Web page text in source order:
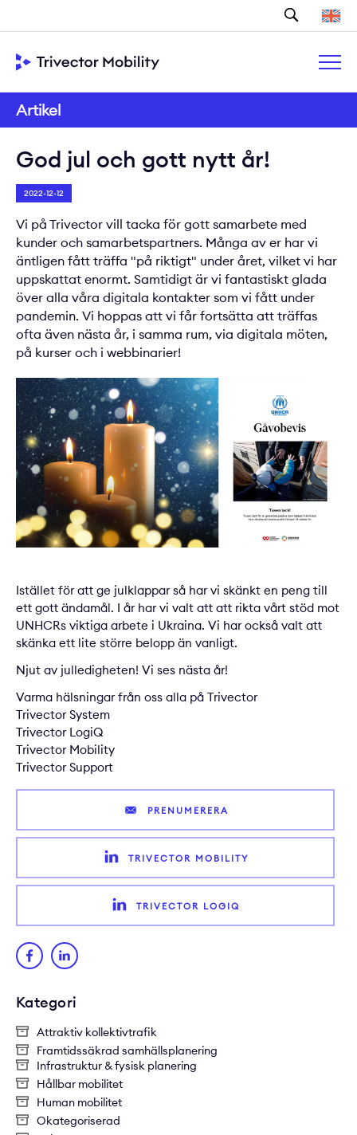
Sök
Artikel
Kategori
Attraktiv kollektivtrafik
Framtidssäkrad samhällsplanering
Infrastruktur & fysisk planering
Hållbar mobilitet
Human mobilitet
Okategoriserad
God jul och gott nytt år!
2022-12-12
Vi på Trivector vill tacka för gott samarbete med
kunder och samarbetspartners. Många av er har vi
äntligen fått träffa "på riktigt" under året, vilket vi har
uppskattat enormt. Samtidigt är vi fantastiskt glada
över alla våra digitala kontakter som vi fått under
pandemin. Vi hoppas att vi får fortsätta att träffas
ofta även nästa år, i samma rum, via digitala möten,
på kurser och i webbinarier!
Istället för att ge julklappar så har vi skänkt en peng till
ett gott ändamål. I år har vi valt att att rikta vårt stöd mot
UNHCRs viktiga arbete i Ukraina. Vi har också valt att
skänka ett lite större belopp än vanligt.
Njut av julledigheten! Vi ses nästa år!
Varma hälsningar från oss alla på Trivector
Trivector System
Trivector LogiQ
Trivector Mobility
Trivector Support
PRENUMERERA
TRIVECTOR MOBILITY
TRIVECTOR LOGIQ